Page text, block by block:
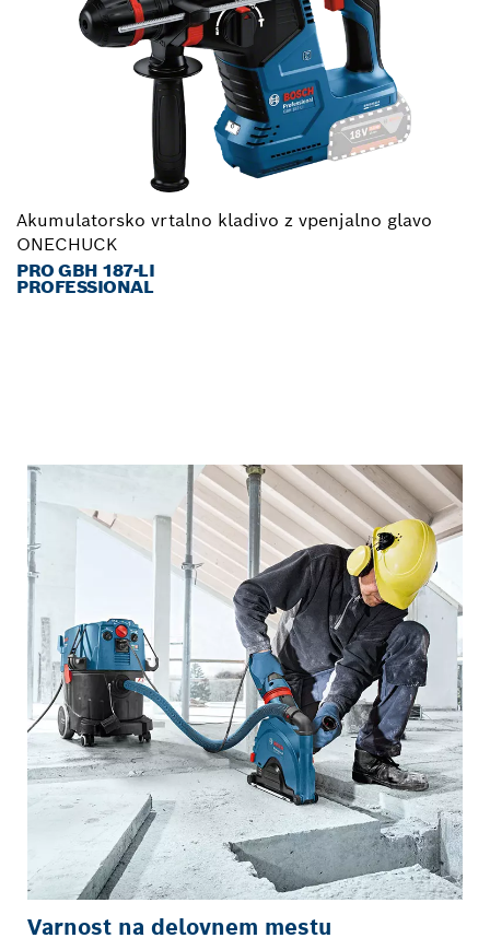
Akumulatorsko vrtalno kladivo z vpenjalno glavo
ONECHUCK
PRO GBH 187-LI
PROFESSIONAL
Varnost na delovnem mestu